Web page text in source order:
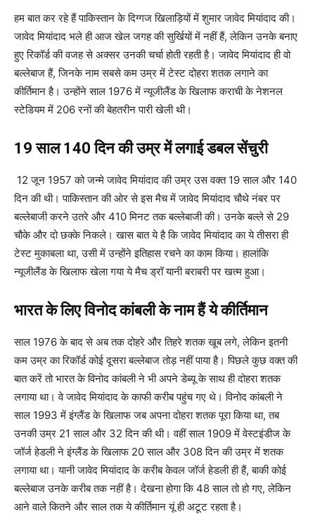
हम बात कर रहे हैं पाकिस्तान के दिग्गज खिलाड़ियों में शुमार जावेद मियांदाद की।
जावेद मियांदाद भले ही आज खेल जगह की सुर्खियों में नहीं हैं, लेकिन उनके बनाए
हुए रिकॉर्ड की वजह से अक्सर उनकी चर्चा होती रहती है। जावेद मियांदाद ही वो
बल्लेबाज हैं, जिनके नाम सबसे कम उम्र में टेस्ट दोहरा शतक लगाने का
कीर्तिमान है। उन्होंने साल 1976 में न्यूजीलैंड के खिलाफ कराची के नेशनल
स्टेडियम में 206 रनों की बेहतरीन पारी खेली थी।
19 साल 140 दिन की उम्र में लगाई डबल सेंचुरी
12 जून 1957 को जन्मे जावेद मियांदाद की उम्र उस वक्त 19 साल और 140
दिन की थी। पाकिस्तान की ओर से इस मैच में जावेद मियांदाद चौ​थे नंबर पर
बल्लेबाजी करने उतरे और 410 मिनट तक बल्लेबाजी की। उनके बल्ले से 29
चौके और दो छक्के निकले। खास बात ये है कि जावेद मियांदाद का ये तीसरा ही
टेस्ट मुकाबला था, उसी में उन्होंने इतिहास रचने का काम किया। हालांकि
न्यूजीलैंड के खिलाफ खेला गया ये मैच ड्रॉ यानी बराबरी पर खत्म हुआ।
भारत के लिए विनोद कांबली के नाम हैं ये कीर्तिमान
साल 1976 के बाद से अब तक दोहरे और तिहरे शतक खूब लगे, लेकिन इतनी
कम उम्र का ​रिकॉर्ड कोई दूसरा बल्लेबाज तोड़ नहीं पाया है। पिछले कुछ वक्त की
बात करें तो भारत के विनोद कां​बली ने भी अपने डेब्यू के साथ ही दोहरा शतक
लगाया था। वे जावेद मियांदाद के काफी करीब पहुंच गए थे। विनोद कांबली ने
साल 1993 में इंग्लैंड के खिलाफ जब अपना दोहरा शतक पूरा किया था, तब
उनकी उम्र 21 साल और 32 दिन की थी। वहीं साल 1909 में वेस्टइंडीज के
जॉर्ज हेडली ने इंग्लैंड के खिलाफ 20 साल और 308 दिन की उम्र में शतक
लगाया था। यानी जावेद मियांदाद के करीब केवल जॉर्ज हेडली ही हैं, बाकी कोई
बल्लेबाज उनके करीब तक नहीं है। देखना होगा कि 48 साल तो हो गए, लेकिन
आने वाले कितने और साल तक ये कीर्तिमान यूं ही अटूट रहता है।